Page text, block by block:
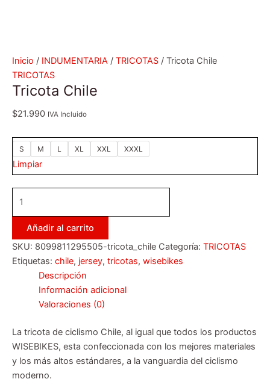
Inicio / INDUMENTARIA / TRICOTAS / Tricota Chile
TRICOTAS
Tricota Chile
$21.990 IVA Incluido
S M L XL XXL XXXL
Limpiar
Añadir al carrito
SKU: 8099811295505-tricota_chile Categoría: TRICOTAS
Etiquetas: chile, jersey, tricotas, wisebikes
Descripción
Información adicional
Valoraciones (0)
La tricota de ciclismo Chile, al igual que todos los productos
WISEBIKES, esta confeccionada con los mejores materiales
y los más altos estándares, a la vanguardia del ciclismo
moderno.